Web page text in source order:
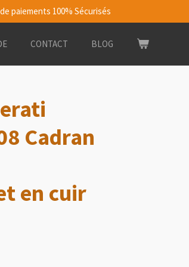
paiements 100% Sécurisés
CONTACT BLOG
Cadran
en cuir